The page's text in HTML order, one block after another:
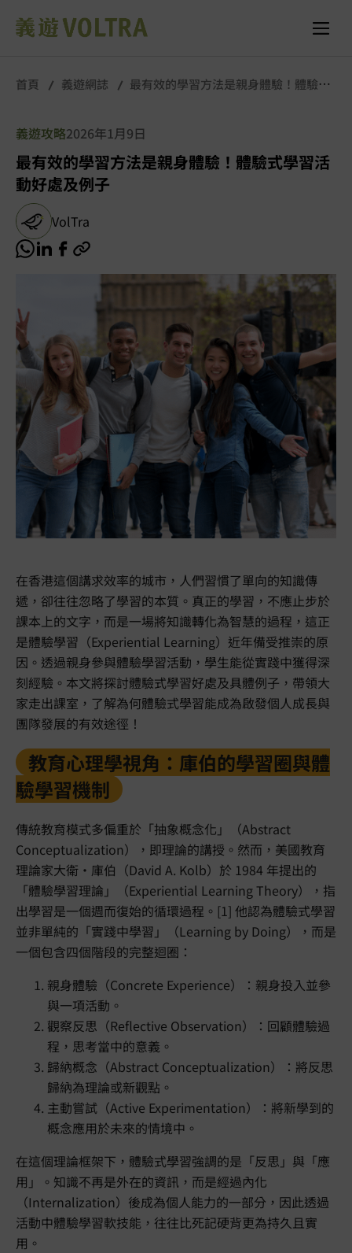
首頁 義遊網誌
最有效的學習方法是親身體驗！體驗式
義遊攻略2026年1月9日
最有效的學習方法是親身體驗！體驗式學習活
動好處及例子
VolTra
在香港這個講求效率的城市，人們習慣了單向的知識傳
遞，卻往往忽略了學習的本質。真正的學習，不應止步於
課本上的文字，而是一場將知識轉化為智慧的過程，這正
是體驗學習（Experiential Learning）近年備受推崇的原
因。透過親身參與體驗學習活動，學生能從實踐中獲得深
刻經驗。本文將探討體驗式學習好處及具體例子，帶領大
家走出課室，了解為何體驗式學習能成為啟發個人成長與
團隊發展的有效途徑！
教育心理學視角：庫伯的學習圈與體
驗學習機制
傳統教育模式多偏重於「抽象概念化」（Abstract
Conceptualization），即理論的講授。然而，美國教育
理論家大衛·庫伯（David A. Kolb）於 1984 年提出的
「體驗學習理論」（Experiential Learning Theory），指
出學習是一個週而復始的循環過程。[1] 他認為體驗式學習
並非單純的「實踐中學習」（Learning by Doing），而是
一個包含四個階段的完整迴圈：
親身體驗（Concrete Experience）：親身投入並參
與一項活動。
觀察反思（Reflective Observation）：回顧體驗過
程，思考當中的意義。
歸納概念（Abstract Conceptualization）：將反思
歸納為理論或新觀點。
主動嘗試（Active Experimentation）：將新學到的
概念應用於未來的情境中。
在這個理論框架下，體驗式學習強調的是「反思」與「應
用」。知識不再是外在的資訊，而是經過內化
（Internalization）後成為個人能力的一部分，因此透過
活動中體驗學習軟技能，往往比死記硬背更為持久且實
用。